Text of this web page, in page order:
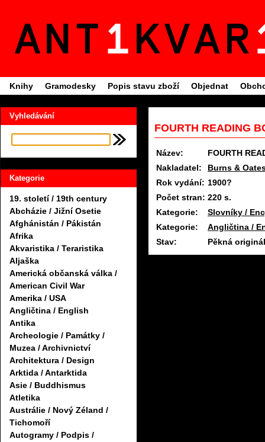
Knihy Gramodesky Popis stavu zboží Objednat
Vyhledávání
Kategorie
19. století / 19th century
Abcházie / Jižní Osetie
Afghánistán / Pákistán
Afrika
Akvaristika / Teraristika
Aljaška
Americká občanská válka /
American Civil War
Amerika / USA
Angličtina / English
Antika
Archeologie / Památky /
Muzea / Archivnictví
Architektura / Design
Arktida / Antarktida
Asie / Buddhismus
Atletika
Austrálie / Nový Zéland /
Tichomoří
Autogramy / Podpis /
FOURTH READING
Název:
FOURTH
Nakladatel:
Burns &
Rok vydání: 1900?
Počet stran: 220 s.
Kategorie:
Slovníky /
Kategorie:
Angličtina /
Stav:
Pěkná